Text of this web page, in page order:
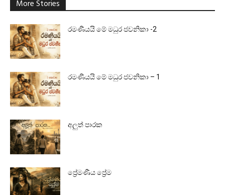
More Stories
රමණීයයි මේ මධුර ජවනිකා -2
රමණීයයි මේ මධුර ජවනිකා – 1
අලුත් පාරක
ප්‍රේමණීය ප්‍රේම